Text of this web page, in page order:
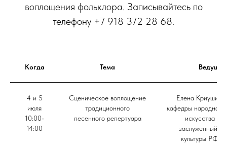
воплощения фольклора. Записывайтесь по
телефону +7 918 372 28 68.
Когда Тема Ведущие
4 и 5
июля
10:00-
14:00
Сценическое воплощение
традиционного
песенного репертуара
Елена
кафедры народного
искусства
заслуженный
культуры РФ,